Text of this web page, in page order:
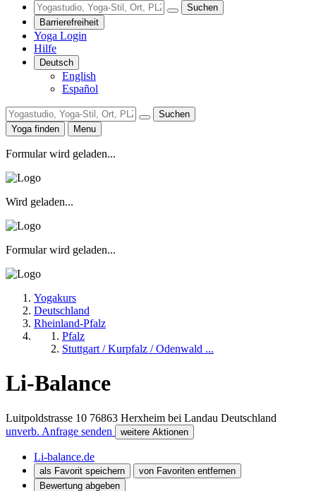
Suchen
Barrierefreiheit
Yoga Login
Hilfe
Deutsch
English
Español
Suchen
Yoga finden
Menu
Formular wird geladen...
Wird geladen...
Formular wird geladen...
Yogakurs
Deutschland
Rheinland-Pfalz
Pfalz
Stuttgart / Kurpfalz / Odenwald ...
Li-Balance
Luitpoldstrasse 10 76863 Herxheim bei Landau Deutschland
unverb. Anfrage senden
weitere Aktionen
Li-balance.de
als Favorit speichern
von Favoriten entfernen
Bewertung abgeben